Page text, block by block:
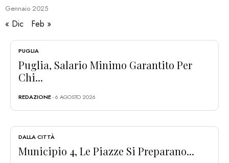
Gennaio 2025
« Dic Feb »
PUGLIA
Puglia, Salario Minimo Garantito Per
Chi...
REDAZIONE- 6 AGOSTO 2026
DALLA CITTÀ
Municipio 4, Le Piazze Si Preparano...